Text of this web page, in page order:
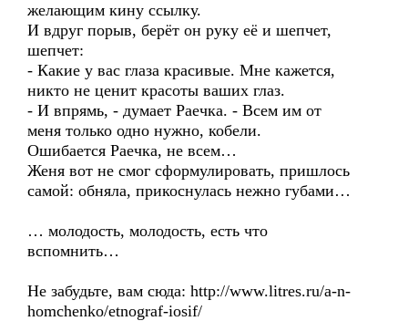
желающим кину ссылку.
И вдруг порыв, берёт он руку её и шепчет,
шепчет:
- Какие у вас глаза красивые. Мне кажется,
никто не ценит красоты ваших глаз.
- И впрямь, - думает Раечка. - Всем им от
меня только одно нужно, кобели.
Ошибается Раечка, не всем…
Женя вот не смог сформулировать, пришлось
самой: обняла, прикоснулась нежно губами…
… молодость, молодость, есть что
вспомнить…
Не забудьте, вам сюда: http://www.litres.ru/a-n-
homchenko/etnograf-iosif/